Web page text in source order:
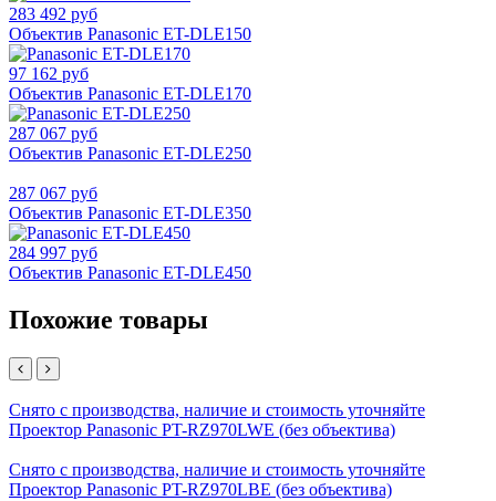
283 492 руб
Объектив Panasonic ET-DLE150
97 162 руб
Объектив Panasonic ET-DLE170
287 067 руб
Объектив Panasonic ET-DLE250
287 067 руб
Объектив Panasonic ET-DLE350
284 997 руб
Объектив Panasonic ET-DLE450
Похожие товары
Снято с производства, наличие и стоимость уточняйте
Проектор Panasonic PT-RZ970LWE (без объектива)
Снято с производства, наличие и стоимость уточняйте
Проектор Panasonic PT-RZ970LBE (без объектива)